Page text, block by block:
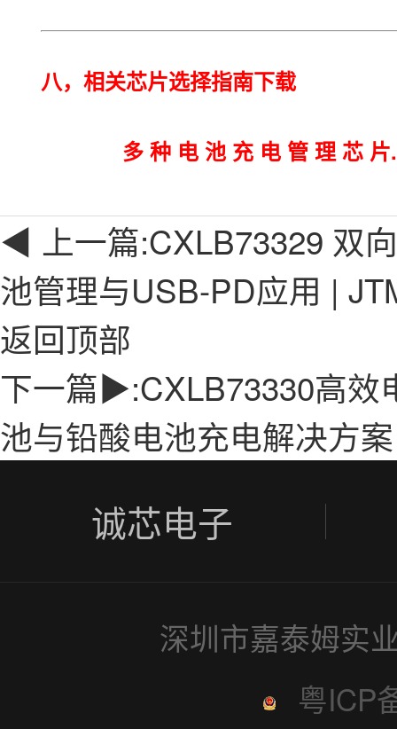
八，相关芯片选择指南下
多 种 电 池 充 电 管 理 芯
◀ 上一篇:CXLB73329 双
池管理与USB-PD应用 |
返回顶部
下一篇▶:CXLB73330高效
池与铅酸电池充电解决方
诚芯电子
深圳市嘉泰姆实
粤ICP